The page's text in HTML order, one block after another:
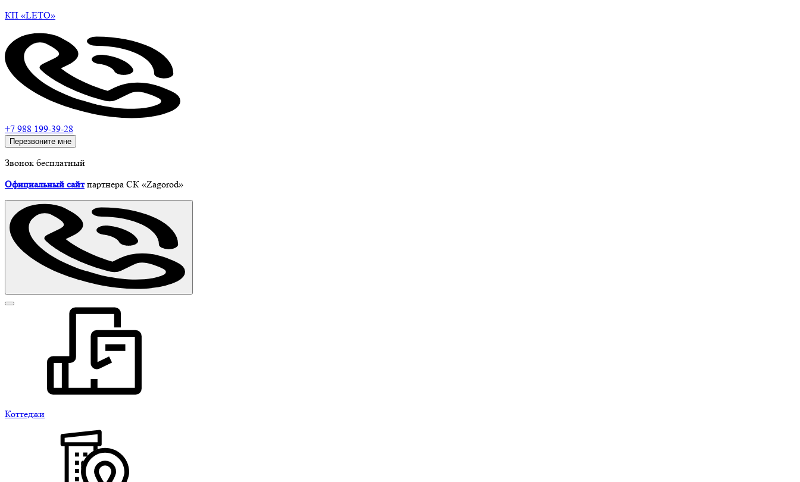
КП «LETO»
+7 988 199-39-28
Перезвоните мне
Звонок бесплатный
Официальный сайтпартнера СК «Zagorod»
Коттеджи